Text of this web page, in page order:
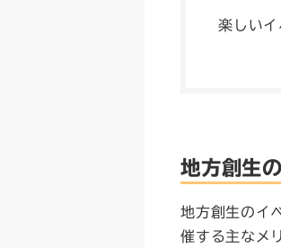
楽しいイ
地方創生
地方創生のイ
催する主なメ